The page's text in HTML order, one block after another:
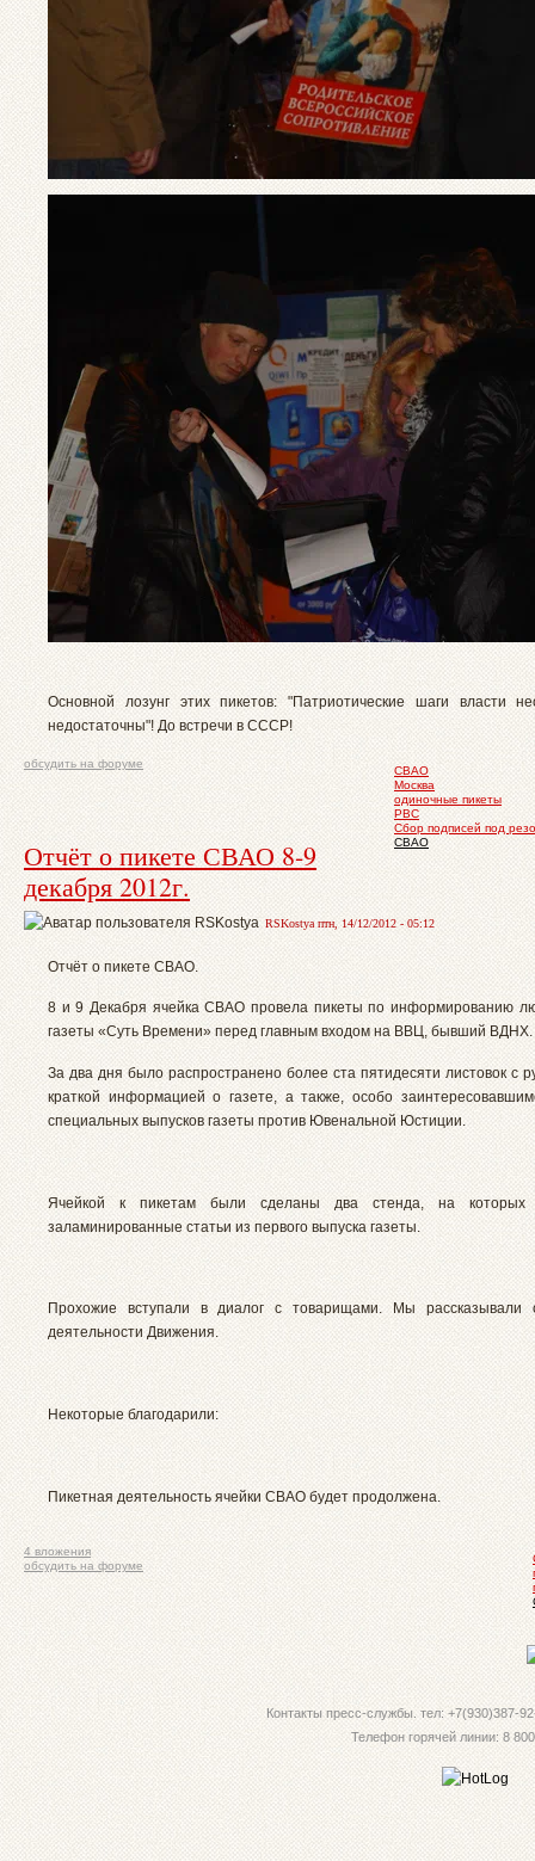
Основной лозунг этих пикетов: "Патриотические шаги власти
недостаточны"! До встречи в СССР!
СВАО
Москва
одиночные пикеты
РВС
Сбор подписей под
СВАО
обсудить на форуме
Отчёт о пикете СВАО 8-9
декабря 2012г.
RSKostya птн, 14/12/2012 - 05:12
Отчёт о пикете СВАО.
8 и 9 Декабря ячейка СВАО провела пикеты по информированию
газеты «Суть Времени» перед главным входом на ВВЦ, бывший ВДНХ.
За два дня было распространено более ста пятидесяти листовок с
краткой информацией о газете, а также, особо
специальных выпусков газеты против Ювенальной Юстиции.
Ячейкой к пикетам были сделаны два стенда, на которых
заламинированные статьи из первого выпуска газеты.
Прохожие вступали в диалог с товарищами. Мы
деятельности Движения.
Некоторые благодарили:
Пикетная деятельность ячейки СВАО будет продолжена.
4 вложения
обсудить на форуме
Контакты пресс-службы. тел: +7(930)387-
Телефон горячей линии: 8